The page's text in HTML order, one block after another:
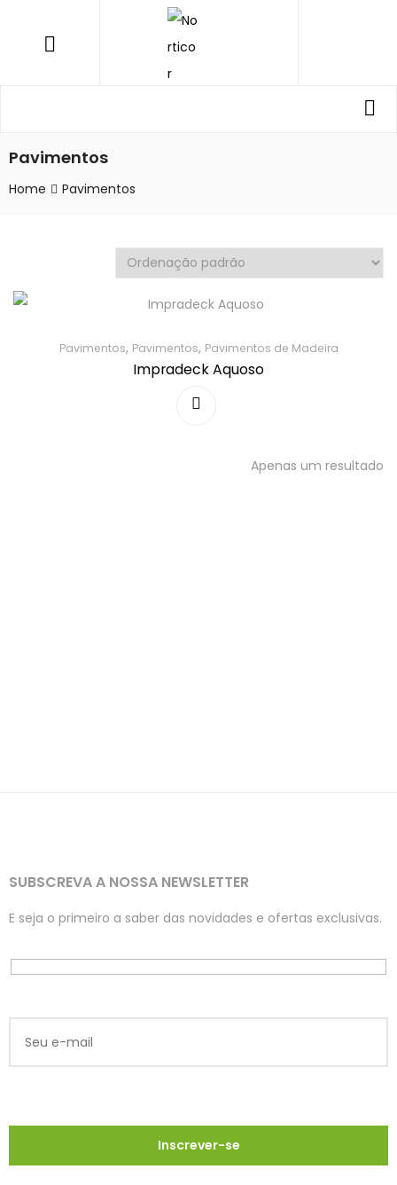
Pavimentos
Home Pavimentos
Pavimentos, Pavimentos, Pavimentos de Madeira
Impradeck Aquoso
Apenas um resultado
SUBSCREVA A NOSSA NEWSLETTER
E seja o primeiro a saber das novidades e ofertas exclusivas.